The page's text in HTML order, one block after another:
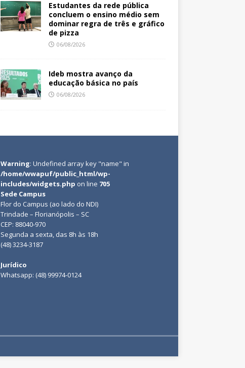
Estudantes da rede pública
concluem o ensino médio sem
dominar regra de três e gráfico
de pizza
06/08/2026
Ideb mostra avanço da
educação básica no país
06/08/2026
Warning: Undefined array key "name" in
/home/wwapuf/public_html/wp-
includes/widgets.php on line 705
Sede Campus
Flor do Campus (ao lado do NDI)
Trindade – Florianópolis – SC
CEP: 88040-970
Segunda a sexta, das 8h às 18h
(48) 3234-3187
Jurídico
Whatsapp: (48) 99974-0124